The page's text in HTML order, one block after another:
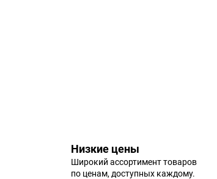
Низкие цены
Широкий ассортимент товаров
по ценам, доступных каждому.